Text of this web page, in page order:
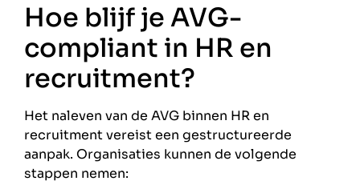
Hoe blijf je AVG-
compliant in HR en
recruitment?
Het naleven van de AVG binnen HR en
recruitment vereist een gestructureerde
aanpak. Organisaties kunnen de volgende
stappen nemen: